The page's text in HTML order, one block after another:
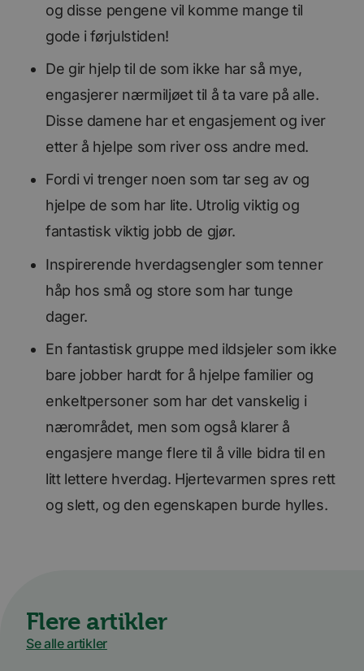
og disse pengene vil komme mange til
gode i førjulstiden!
De gir hjelp til de som ikke har så mye,
engasjerer nærmiljøet til å ta vare på alle.
Disse damene har et engasjement og iver
etter å hjelpe som river oss andre med.
Fordi vi trenger noen som tar seg av og
hjelpe de som har lite. Utrolig viktig og
fantastisk viktig jobb de gjør.
Inspirerende hverdagsengler som tenner
håp hos små og store som har tunge
dager.
En fantastisk gruppe med ildsjeler som ikke
bare jobber hardt for å hjelpe familier og
enkeltpersoner som har det vanskelig i
nærområdet, men som også klarer å
engasjere mange flere til å ville bidra til en
litt lettere hverdag. Hjertevarmen spres rett
og slett, og den egenskapen burde hylles.
Flere artikler
Se alle artikler